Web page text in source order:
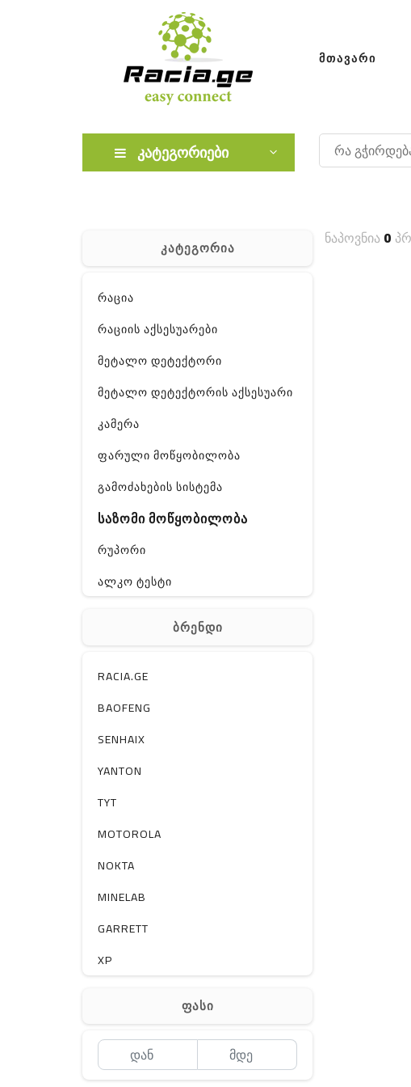
ᲛᲗᲐᲕᲐᲠᲘ
კატეგორიები
კატეგორია
რაცია
რაციის აქსესუარები
მეტალო დეტექტორი
მეტალო დეტექტორის აქსესუარი
კამერა
ფარული მოწყობილობა
გამოძახების სისტემა
საზომი მოწყობილობა
რუპორი
ალკო ტესტი
ელ. მოწყობილობები
მაგნიტი
სხვა
ბრენდი
RACIA.GE
BAOFENG
SENHAIX
YANTON
TYT
MOTOROLA
NOKTA
MINELAB
GARRETT
XP
ფასი
ნაპოვნია0